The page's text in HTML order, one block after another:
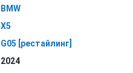
BMW
X5
G05 [рестайлинг]
2024